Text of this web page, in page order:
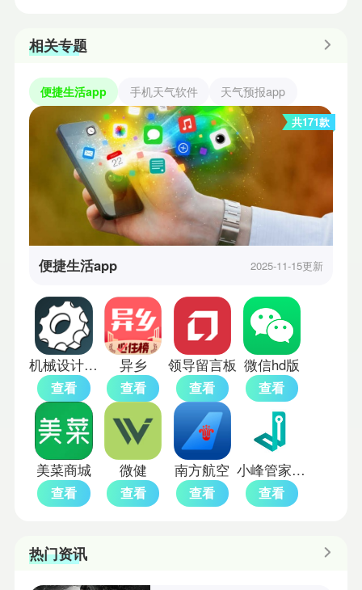
相关专题
便捷生活app 手机天气软件 天气预报app
共171款
便捷生活app 2025-11-15更新
机械设计手册电子版
查看
异乡
查看
领导留言板
查看
微信hd版
查看
美菜商城
查看
微健
查看
南方航空
查看
小峰管家智能锁app
查看
热门资讯